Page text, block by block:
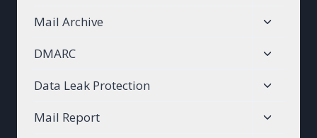
menu
Mail Archive
Toggle
menu
DMARC
Toggle
menu
Data Leak Protection
Toggle
menu
Mail Report
Toggle